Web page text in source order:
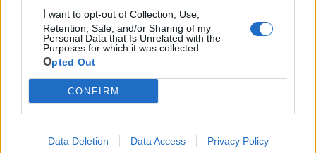
Retention, Sale, and/or Sharing of my
Personal Data that Is Unrelated with the
Purposes for which it was collected.
Opted Out
CONFIRM
Data Deletion Data Access Privacy Policy